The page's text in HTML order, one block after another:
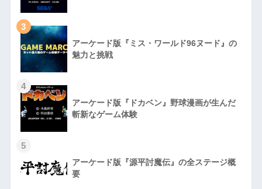
3
アーケード版『ミス・ワールド96ヌード』の
魅力と挑戦
4
アーケード版『ドカベン』野球漫画が生んだ
斬新なゲーム体験
5
アーケード版『源平討魔伝』の全ステージ概
要